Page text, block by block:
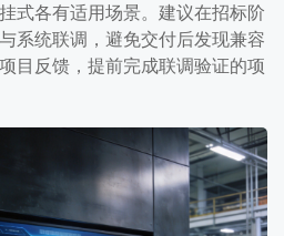
式各有适用场景。建议在招标阶
系统联调，避免交付后发现兼容
目反馈，提前完成联调验证的项